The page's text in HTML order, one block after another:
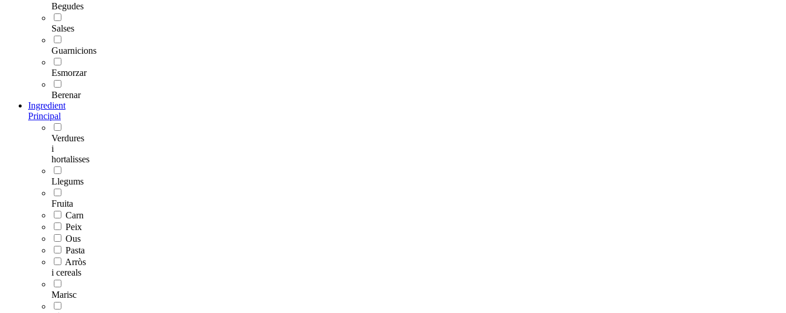
Begudes
Salses
Guarnicions
Esmorzar
Berenar
Ingredient
Principal
Verdures
i
hortalisses
Llegums
Fruita
Carn
Peix
Ous
Pasta
Arròs
i cereals
Marisc